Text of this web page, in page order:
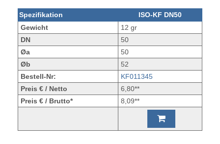
Spezifikation
ISO-KF DN50
Gewicht
12 gr
DN
50
Øa
50
Øb
52
Bestell-Nr:
KF011345
Preis € / Netto
6,80**
Preis € / Brutto*
8,09**